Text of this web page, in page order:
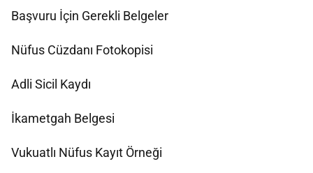
Başvuru İçin Gerekli Belgeler
Nüfus Cüzdanı Fotokopisi
Adli Sicil Kaydı
İkametgah Belgesi
Vukuatlı Nüfus Kayıt Örneği